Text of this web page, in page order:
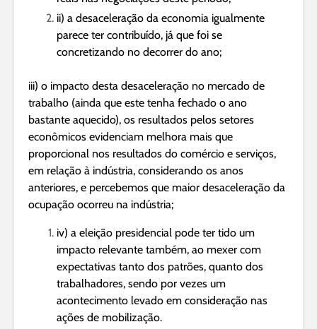
ii) a desaceleração da economia igualmente
parece ter contribuído, já que foi se
concretizando no decorrer do ano;
iii) o impacto desta desaceleração no mercado de
trabalho (ainda que este tenha fechado o ano
bastante aquecido), os resultados pelos setores
econômicos evidenciam melhora mais que
proporcional nos resultados do comércio e serviços,
em relação à indústria, considerando os anos
anteriores, e percebemos que maior desaceleração da
ocupação ocorreu na indústria;
iv) a eleição presidencial pode ter tido um
impacto relevante também, ao mexer com
expectativas tanto dos patrões, quanto dos
trabalhadores, sendo por vezes um
acontecimento levado em consideração nas
ações de mobilização.